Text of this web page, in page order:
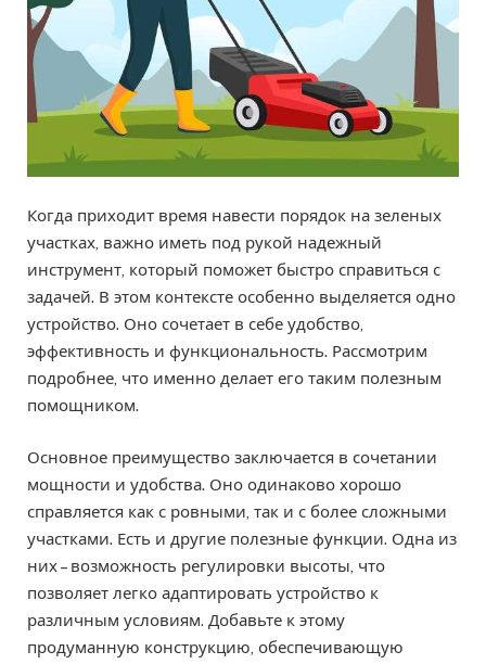
Когда приходит время навести порядок на зеленых
участках, важно иметь под рукой надежный
инструмент, который поможет быстро справиться с
задачей. В этом контексте особенно выделяется одно
устройство. Оно сочетает в себе удобство,
эффективность и функциональность. Рассмотрим
подробнее, что именно делает его таким полезным
помощником.
Основное преимущество заключается в сочетании
мощности и удобства. Оно одинаково хорошо
справляется как с ровными, так и с более сложными
участками. Есть и другие полезные функции. Одна из
них – возможность регулировки высоты, что
позволяет легко адаптировать устройство к
различным условиям. Добавьте к этому
продуманную конструкцию, обеспечивающую